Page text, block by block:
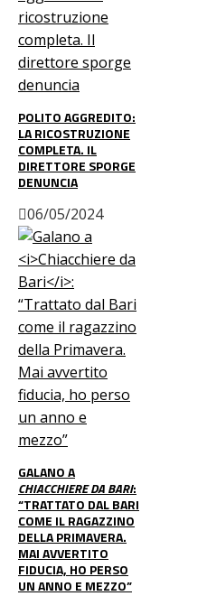
POLITO AGGREDITO:
LA RICOSTRUZIONE
COMPLETA. IL
DIRETTORE SPORGE
DENUNCIA
06/05/2024
GALANO A
CHIACCHIERE DA BARI:
“TRATTATO DAL BARI
COME IL RAGAZZINO
DELLA PRIMAVERA.
MAI AVVERTITO
FIDUCIA, HO PERSO
UN ANNO E MEZZO”